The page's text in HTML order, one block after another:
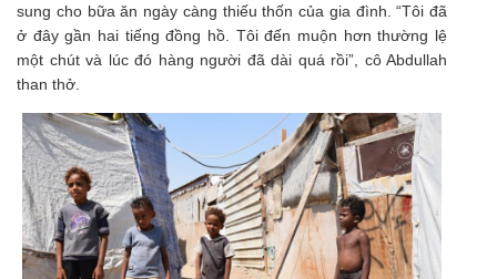
sung cho bữa ăn ngày càng thiếu thốn của gia đình. “Tôi đã
ở đây gần hai tiếng đồng hồ. Tôi đến muộn hơn thường lệ
một chút và lúc đó hàng người đã dài quá rồi”, cô Abdullah
than thở.